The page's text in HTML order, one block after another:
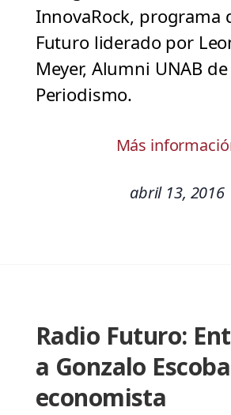
InnovaRock, programa
Futuro liderado por
Meyer, Alumni UNAB de
Periodismo.
Más
abril 13, 2016
Radio Futuro:
a Gonzalo
economista